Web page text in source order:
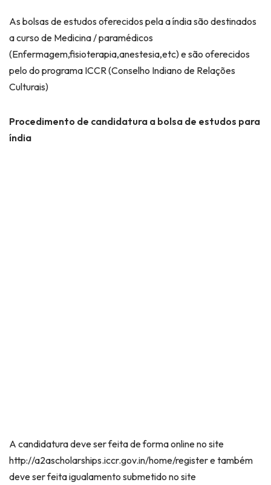
As bolsas de estudos oferecidos pela a índia são destinados
a curso de Medicina / paramédicos
(Enfermagem,fisioterapia,anestesia,etc) e são oferecidos
pelo do programa ICCR (Conselho Indiano de Relações
Culturais)
Procedimento de candidatura a bolsa de estudos para
índia
A candidatura deve ser feita de forma online no site
http://a2ascholarships.iccr.gov.in/home/register e também
deve ser feita igualamento submetido no site